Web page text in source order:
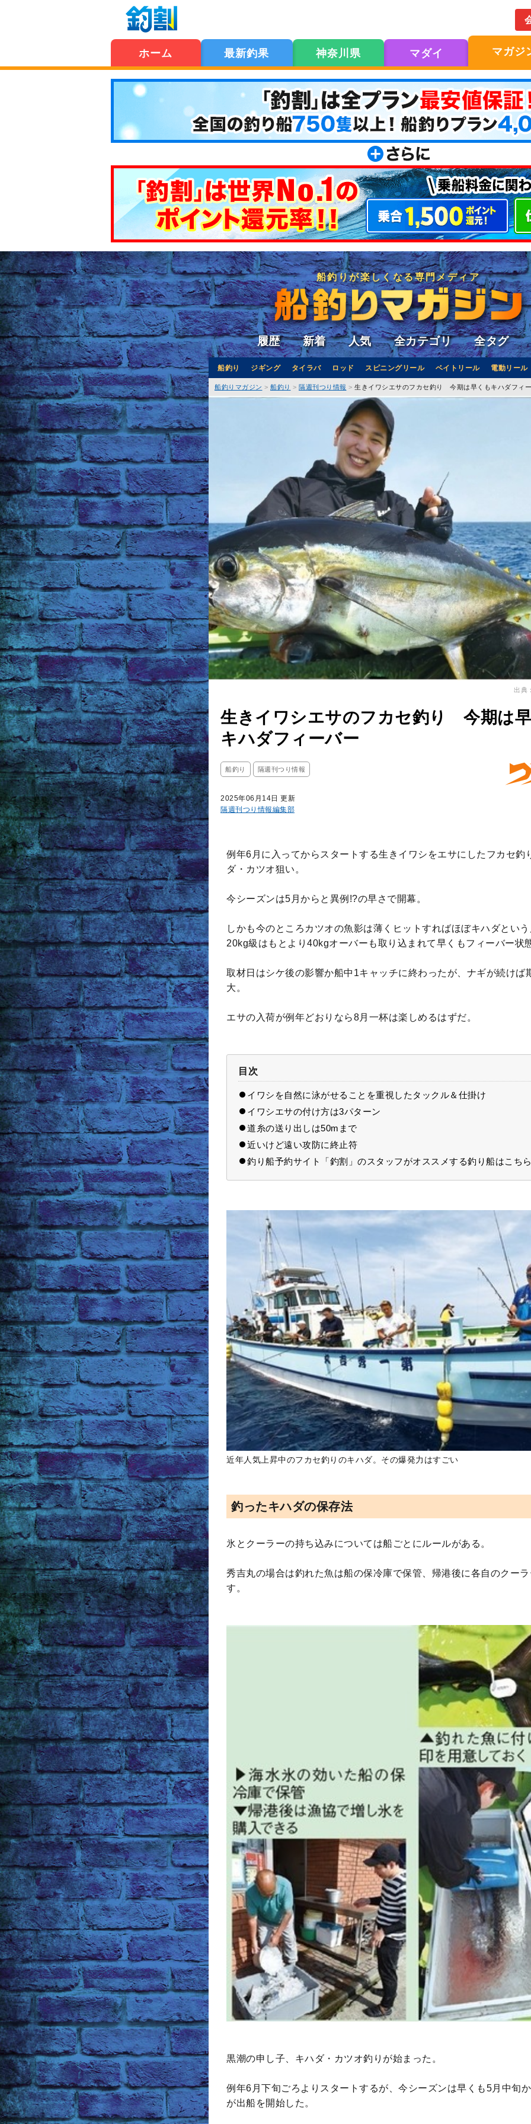
ホーム 最新釣果 神奈川県 マダイ マガジ
船釣りが楽しくなる専門メディア
履歴 新着 人気 全カテゴリ 全タグ
船釣り ジギング タイラバ ロッド スピニングリール ベイトリール 電動リール
船釣りマガジン 船釣り 隔週刊つり情報 生きイワシエサのフカセ釣り 今期は早くもキハダフィ
出典
生きイワシエサのフカセ釣り 今期は
キハダフィーバー
船釣り 隔週刊つり情報
2025年06月14日 更新
隔週刊つり情報編集部
例年6月に入ってからスタートする生きイワシをエサにしたフカセ釣
ダ・カツオ狙い。
今シーズンは5月からと異例!?の早さで開幕。
しかも今のところカツオの魚影は薄くヒットすればほぼキハダとい
20kg級はもとより40kgオーバーも取り込まれて早くもフィーバー状
取材日はシケ後の影響か船中1キャッチに終わったが、ナギが続けば
大。
エサの入荷が例年どおりなら8月一杯は楽しめるはずだ。
目次
イワシを自然に泳がせることを重視したタックル＆仕掛け
イワシエサの付け方は3パターン
道糸の送り出しは50mまで
近いけど遠い攻防に終止符
釣り船予約サイト「釣割」のスタッフがオススメする釣り船はこち
近年人気上昇中のフカセ釣りのキハダ。その爆発力はすごい
釣ったキハダの保存法
氷とクーラーの持ち込みについては船ごとにルールがある。
秀吉丸の場合は釣れた魚は船の保冷庫で保管、帰港後に各自のクー
す。
黒潮の申し子、キハダ・カツオ釣りが始まった。
例年6月下旬ごろよりスタートするが、今シーズンは早くも5月中旬
が出船を開始した。